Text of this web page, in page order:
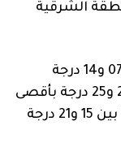
الشرقية
وستتراوح درجات الحرارة الدنيا، ما بين 07 و14 درجة
بمرتفعات الأطلس، والريف، وما بين 22 و25 درجة بأقصى
الجنوب والجنوب الشرقي، وستكون ما بين 15 و21 درجة